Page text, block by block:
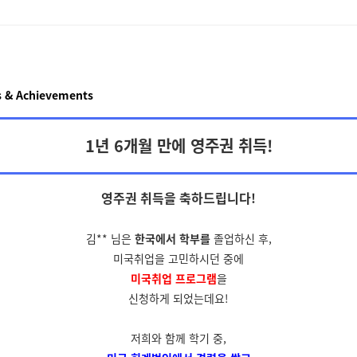
& Achievements
1년 6개월 만에 영주권 취득!
영주권 취득을 축하드립니다!
김** 님은 한국에서 학부를졸업하신 후,
미국취업을 고민하시던 중에
미국취업 프로그램을
신청하게 되었는데요!
저희와 함께 학기 중,